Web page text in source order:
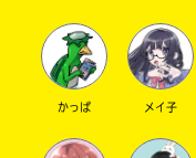
かっぱ メイ子